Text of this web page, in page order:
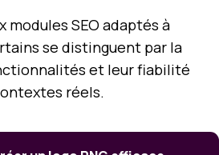
modules SEO adaptés à
se distinguent par la
et leur fiabilité
réels.